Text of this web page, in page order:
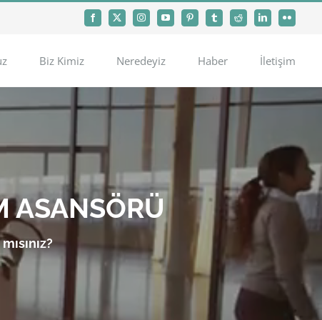
Facebook
X InstagramYouTubePinterestTumblrReddit LinkedInFlickr
Biz Kimiz Neredeyiz Haber İletişim
ASANSÖRÜ